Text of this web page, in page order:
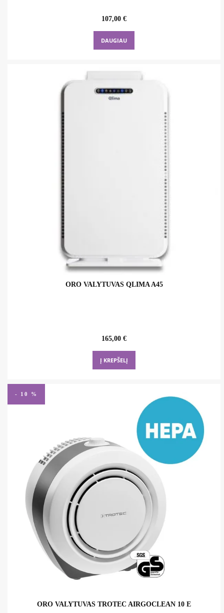
107,00€
DAUGIAU
ORO VALYTUVAS QLIMA A45
165,00€
Į KREPŠELĮ
- 10 %
ORO VALYTUVAS TROTEC AIRGOCLEAN 10 E